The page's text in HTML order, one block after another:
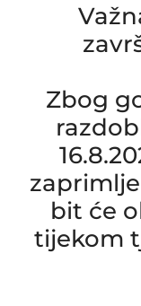
Zbog
bit će
tijekom